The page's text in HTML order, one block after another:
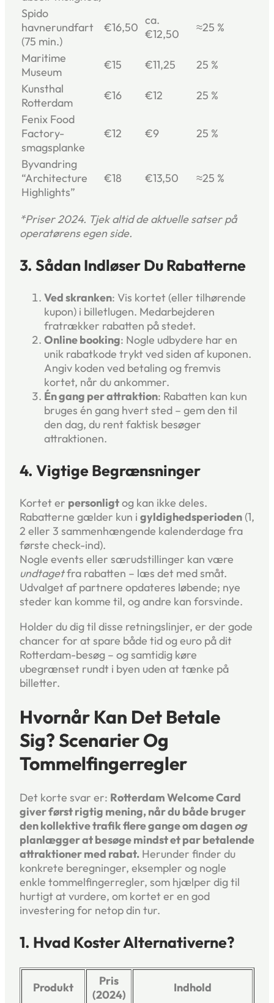
Spido
havnerundfart
(75 min.)
€16,50
ca.
€12,50
≈25 %
Maritime
Museum
€15 €11,25
25 %
Kunsthal
Rotterdam
€16 €12
25 %
Fenix Food
Factory-
smagsplanke
€12 €9 25 %
Byvandring
“Architecture
Highlights”
€18 €13,50 ≈25 %
*Priser 2024. Tjek altid de aktuelle satser på
operatørens egen side.
3. Sådan Indløser Du Rabatterne
Ved skranken: Vis kortet (eller tilhørende
kupon) i billetlugen. Medarbejderen
fratrækker rabatten på stedet.
Online booking: Nogle udbydere har en
unik rabatkode trykt ved siden af kuponen.
Angiv koden ved betaling og fremvis
kortet, når du ankommer.
Én gang per attraktion: Rabatten kan kun
bruges én gang hvert sted – gem den til
den dag, du rent faktisk besøger
attraktionen.
4. Vigtige Begrænsninger
Kortet er personligtog kan ikke deles.
Rabatterne gælder kun i gyldighedsperioden (1,
2 eller 3 sammenhængende kalenderdage fra
første check-ind).
Nogle events eller særudstillinger kan være
undtagetfra rabatten – læs det med småt.
Udvalget af partnere opdateres løbende; nye
steder kan komme til, og andre kan forsvinde.
Holder du dig til disse retningslinjer, er der gode
chancer for at spare både tid og euro på dit
Rotterdam-besøg – og samtidig køre
ubegrænset rundt i byen uden at tænke på
billetter.
Hvornår Kan Det Betale
Sig? Scenarier Og
Tommelfingerregler
Det korte svar er: Rotterdam Welcome Card
giver først rigtig mening, når du både bruger
den kollektive trafik flere gange om dagenog
planlægger at besøge mindst et par betalende
attraktioner med rabat. Herunder finder du
konkrete beregninger, eksempler og nogle
enkle tommelfingerregler, som hjælper dig til
hurtigt at vurdere, om kortet er en god
investering for netop din tur.
1. Hvad Koster Alternativerne?
Produkt
Pris
(2024)
Indhold